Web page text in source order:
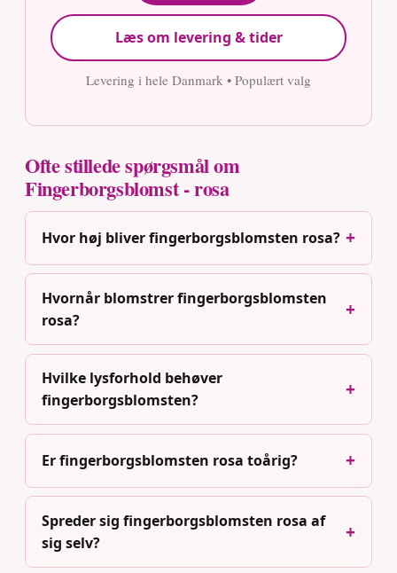
Læs om levering & tider
Levering i hele Danmark • Populært valg
Ofte stillede spørgsmål om
Fingerborgsblomst - rosa
Hvor høj bliver fingerborgsblomsten rosa?
Hvornår blomstrer fingerborgsblomsten
rosa?
Hvilke lysforhold behøver
fingerborgsblomsten?
Er fingerborgsblomsten rosa toårig?
Spreder sig fingerborgsblomsten rosa af
sig selv?